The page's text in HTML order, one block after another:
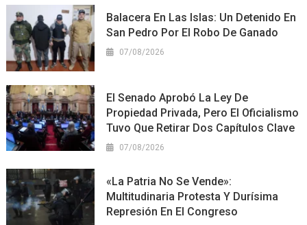
Balacera En Las Islas: Un Detenido En
San Pedro Por El Robo De Ganado
07/08/2026
El Senado Aprobó La Ley De
Propiedad Privada, Pero El Oficialismo
Tuvo Que Retirar Dos Capítulos Clave
07/08/2026
«La Patria No Se Vende»:
Multitudinaria Protesta Y Durísima
Represión En El Congreso